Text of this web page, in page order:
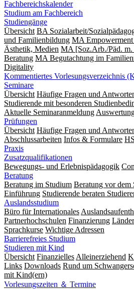
Fachbereichskalender
Studium am Fachbereich
Studiengänge
Übersicht BA Sozialarbeit/
und Familienbildung MA Empowerment
Ästhetik, Medien MA [Soz.Arb./Päd. m.
Beratung MA Begut­ach­tung im
Digitality
Kommentiertes Vorlesungsverzeichnis
Seminare
Übersicht Häufige Fragen und
Studierende mit besonderen
Aktuelle Seminaranmeldung
Prüfungen
Übersicht Häufige Fragen und
Abschlussarbeiten Infos & Formulare
Praxis
Zusatzqualifikationen
Bewegungs- und Erlebnispädagogik
Beratung
Beratung im Studium Beratung vor dem
Einführung Studierende beraten
Auslandsstudium
Büro für Internationales
Partnerhochschulen Finanzierung
Sprachkurse Wichtige Adressen
Barrierefreies Studium
Studieren mit Kind
Übersicht Finanzielles Alleinerziehend
Links Downloads Rund um
mit Kind(ern)
Vorlesungszeiten ＆ Termine